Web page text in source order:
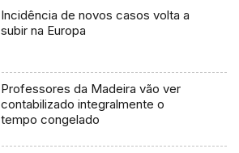
Incidência de novos casos volta a
subir na Europa
Professores da Madeira vão ver
contabilizado integralmente o
tempo congelado